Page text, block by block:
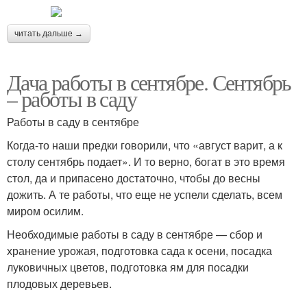
читать дальше →
Дача работы в сентябре. Сентябрь
– работы в саду
Работы в саду в сентябре
Когда-то наши предки говорили, что «август варит, а к
столу сентябрь подает». И то верно, богат в это время
стол, да и припасено достаточно, чтобы до весны
дожить. А те работы, что еще не успели сделать, всем
миром осилим.
Необходимые работы в саду в сентябре — сбор и
хранение урожая, подготовка сада к осени, посадка
луковичных цветов, подготовка ям для посадки
плодовых деревьев.